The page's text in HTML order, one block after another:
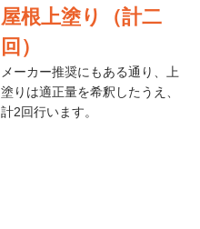
屋根上塗り（計二
回）
メーカー推奨にもある通り、上
塗りは適正量を希釈したうえ、
計2回行います。